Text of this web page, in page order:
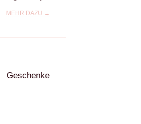
MEHR DAZU →
Geschenke